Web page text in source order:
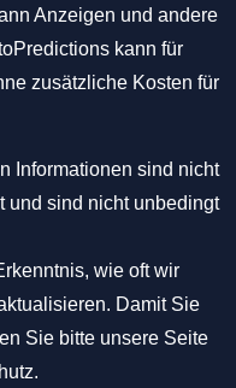
Anzeigen und andere
kann für
zusätzliche Kosten für
Informationen sind nicht
und sind nicht unbedingt
wie oft wir
Damit Sie
Sie bitte unsere Seite
.